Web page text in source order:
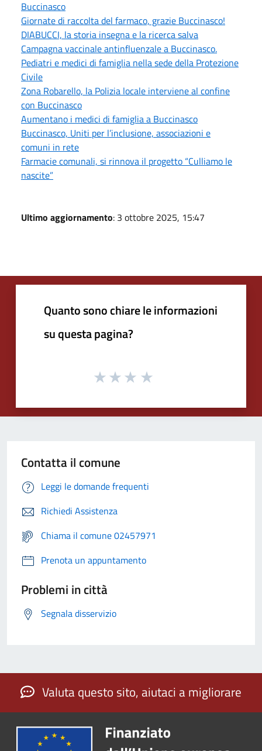
Buccinasco
Giornate di raccolta del farmaco, grazie Buccinasco!
DIABUCCI, la storia insegna e la ricerca salva
Campagna vaccinale antinfluenzale a Buccinasco.
Pediatri e medici di famiglia nella sede della Protezione
Civile
Zona Robarello, la Polizia locale interviene al confine
con Buccinasco
Aumentano i medici di famiglia a Buccinasco
Buccinasco, Uniti per l’inclusione, associazioni e
comuni in rete
Farmacie comunali, si rinnova il progetto “Culliamo le
nascite”
Ultimo aggiornamento: 3 ottobre 2025, 15:47
Quanto sono chiare le informazioni
su questa pagina?
Contatta il comune
Leggi le domande frequenti
Richiedi Assistenza
Chiama il comune 02457971
Prenota un appuntamento
Problemi in città
Segnala disservizio
Valuta questo sito, aiutaci a migliorare